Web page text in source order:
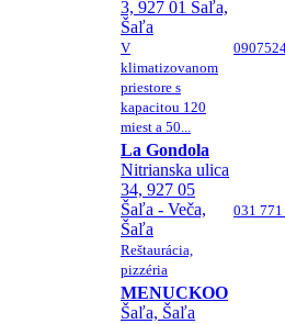
3, 927 01 Šaľa,
Šaľa
V
klimatizovanom
priestore s
kapacitou 120
miest a 50...
La Gondola
Nitrianska ulica
34, 927 05
Šaľa - Veča,
Šaľa
Reštaurácia,
pizzéria
031
MENUCKOO
Šaľa, Šaľa